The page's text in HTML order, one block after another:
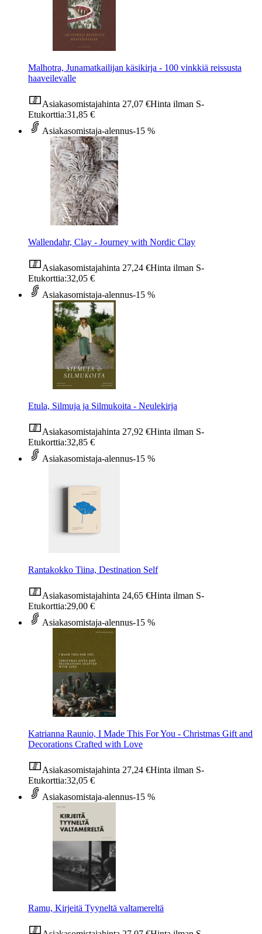
Malhotra, Junamatkailijan käsikirja - 100 vinkkiä reissusta
haaveilevalle
Asiakasomistajahinta 27,07 €Hinta ilman S-
Etukorttia:31,85 €
Asiakasomistaja-alennus-15 %
Wallendahr, Clay - Journey with Nordic Clay
Asiakasomistajahinta 27,24 €Hinta ilman S-
Etukorttia:32,05 €
Asiakasomistaja-alennus-15 %
Etula, Silmuja ja Silmukoita - Neulekirja
Asiakasomistajahinta 27,92 €Hinta ilman S-
Etukorttia:32,85 €
Asiakasomistaja-alennus-15 %
Rantakokko Tiina, Destination Self
Asiakasomistajahinta 24,65 €Hinta ilman S-
Etukorttia:29,00 €
Asiakasomistaja-alennus-15 %
Katrianna Raunio, I Made This For You - Christmas Gift and
Decorations Crafted with Love
Asiakasomistajahinta 27,24 €Hinta ilman S-
Etukorttia:32,05 €
Asiakasomistaja-alennus-15 %
Ramu, Kirjeitä Tyyneltä valtamereltä